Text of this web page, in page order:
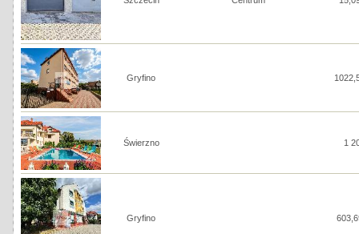
Gryfino
Świerzno 1
Gryfino